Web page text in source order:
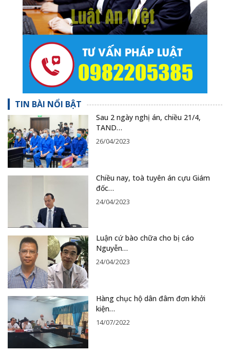
TIN BÀI NỔI BẬT
Sau 2 ngày nghị án, chiều 21/4,
TAND…
26/04/2023
Chiều nay, toà tuyên án cựu Giám
đốc…
24/04/2023
Luận cứ bào chữa cho bị cáo
Nguyễn…
24/04/2023
Hàng chục hộ dân đâm đơn khởi
kiện…
14/07/2022